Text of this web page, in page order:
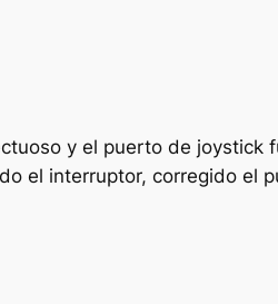
y el puerto de joystick
el interruptor, corregido el